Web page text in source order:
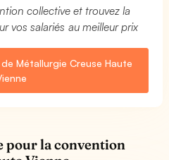
collective et trouvez la
vos salariés au meilleur prix
Métallurgie Creuse Haute
pour la convention